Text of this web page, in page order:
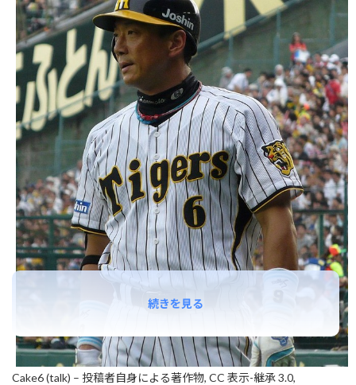
Cake6 (talk) – 投稿者自身による著作物, CC 表示-継承 3.0,
続きを見る